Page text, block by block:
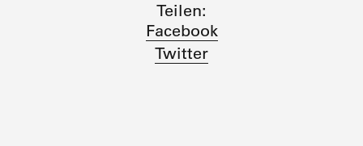
Teilen:
Facebook
Twitter